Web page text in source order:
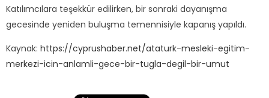
Katılımcılara teşekkür edilirken, bir sonraki dayanışma
gecesinde yeniden buluşma temennisiyle kapanış yapıldı.
Kaynak: https://cyprushaber.net/ataturk-mesleki-egitim-
merkezi-icin-anlamli-gece-bir-tugla-degil-bir-umut